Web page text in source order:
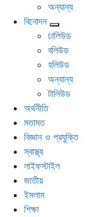
অন্যান্য
বিনোদন
ঢালিউড
বলিউড
হলিউড
অন্যান্য
টালিউড
অর্থনীতি
মতামত
বিজ্ঞান ও প্রযুক্তি
স্বাস্থ্য
লাইফস্টাইল
জাতীয়
ইসলাম
শিক্ষা